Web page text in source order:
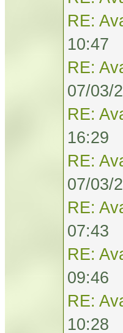
RE:
10:47
RE:
07/03/
RE:
16:29
RE:
07/03/
RE:
07:43
RE:
09:46
RE:
10:28